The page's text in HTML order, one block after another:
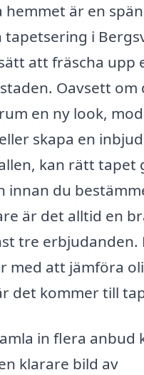
är en
tapetsering i
att fräscha upp
Oavsett om
en ny look,
skapa en
kan rätt tapet
innan du
är det alltid en
tre erbjudanden.
med att jämföra
det kommer till
in flera anbud
klarare bild av